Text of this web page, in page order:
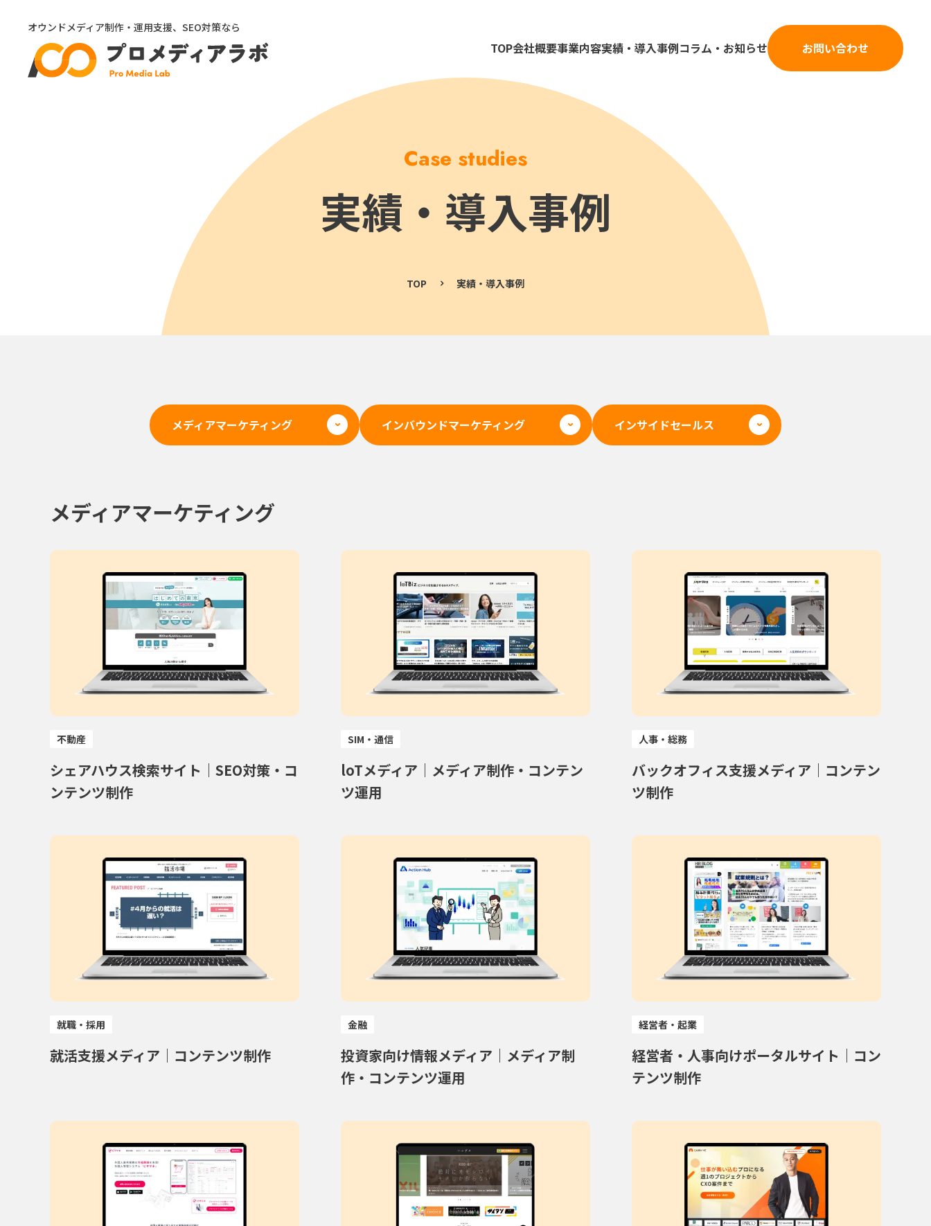
オウンドメディア制作・運用支援、SEO対策なら
TOP会社概要事業内容実績・導入事例コラム・お知らせ お問い合わせ
Case studies
実績・導入事例
TOP 実績・導入事例
メディアマーケティング インバウンドマーケティング インサイドセールス
メディアマーケティング
不動産
シェアハウス検索サイト｜SEO対策・コ
ンテンツ制作
SIM・通信
loTメディア｜メディア制作・コンテン
ツ運用
人事・総務
バックオフィス支援メディア｜コンテン
ツ制作
就職・採用
就活支援メディア｜コンテンツ制作
金融
投資家向け情報メディア｜メディア制
作・コンテンツ運用
経営者・起業
経営者・人事向けポータルサイト｜コン
テンツ制作